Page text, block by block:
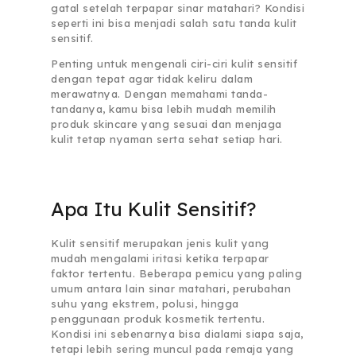
gatal setelah terpapar sinar matahari? Kondisi
seperti ini bisa menjadi salah satu tanda kulit
sensitif.
Penting untuk mengenali ciri-ciri kulit sensitif
dengan tepat agar tidak keliru dalam
merawatnya. Dengan memahami tanda-
tandanya, kamu bisa lebih mudah memilih
produk skincare yang sesuai dan menjaga
kulit tetap nyaman serta sehat setiap hari.
Apa Itu Kulit Sensitif?
Kulit sensitif merupakan jenis kulit yang
mudah mengalami iritasi ketika terpapar
faktor tertentu. Beberapa pemicu yang paling
umum antara lain sinar matahari, perubahan
suhu yang ekstrem, polusi, hingga
penggunaan produk kosmetik tertentu.
Kondisi ini sebenarnya bisa dialami siapa saja,
tetapi lebih sering muncul pada remaja yang